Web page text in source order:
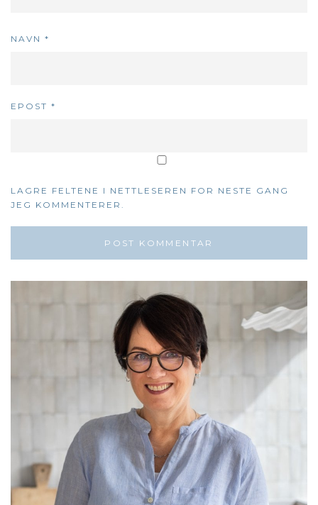
NAVN *
EPOST *
LAGRE FELTENE I NETTLESEREN FOR NESTE GANG
JEG KOMMENTERER.